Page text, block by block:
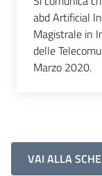
abd Artificial
Magistrale in
delle
Marzo 2020.
VAI ALLA